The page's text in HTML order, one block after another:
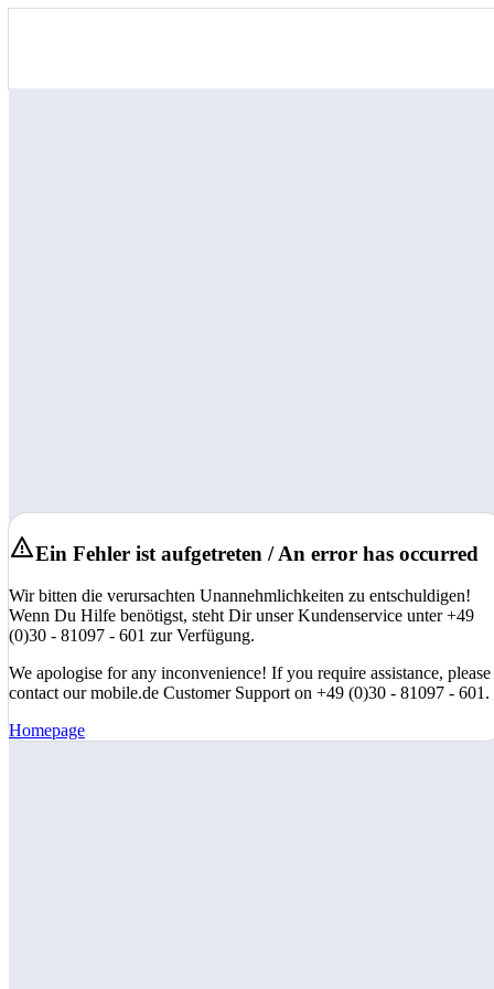
Ein Fehler ist aufgetreten / An error has occurred
Wir bitten die verursachten Unannehmlichkeiten zu entschuldigen!
Wenn Du Hilfe benötigst, steht Dir unser Kundenservice unter +49
(0)30 - 81097 - 601 zur Verfügung.
We apologise for any inconvenience! If you require assistance, please
contact our mobile.de Customer Support on +49 (0)30 - 81097 - 601.
Homepage